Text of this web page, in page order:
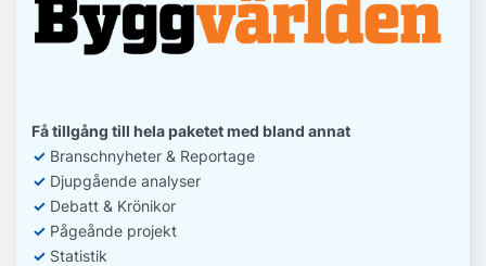
Få tillgång till hela paketet med bland annat
✓ Branschnyheter & Reportage
✓ Djupgående analyser
✓ Debatt & Krönikor
✓ Pågeånde projekt
✓ Statistik